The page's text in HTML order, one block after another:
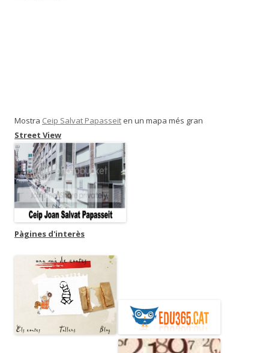
Mostra Ceip Salvat Papasseit en un mapa més gran
Street View
Pàgines d'interès